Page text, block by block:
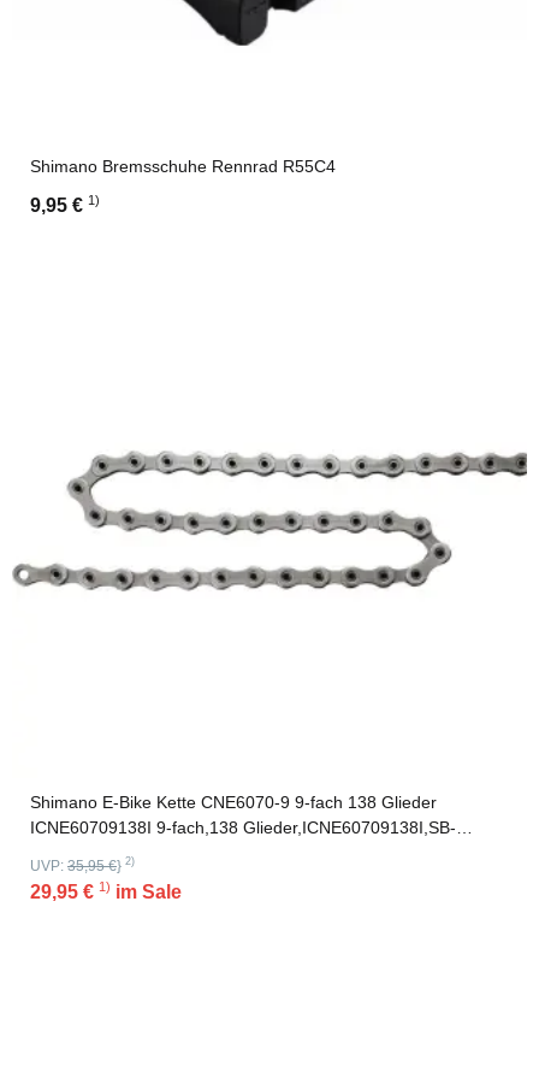
Shimano Bremsschuhe Rennrad R55C4
9,95 € 1)
Shimano E-Bike Kette CNE6070-9 9-fach 138 Glieder
ICNE60709138I 9-fach,138 Glieder,ICNE60709138I,SB-
UVP: 35,95 €} 2)
29,95 € 1) im Sale